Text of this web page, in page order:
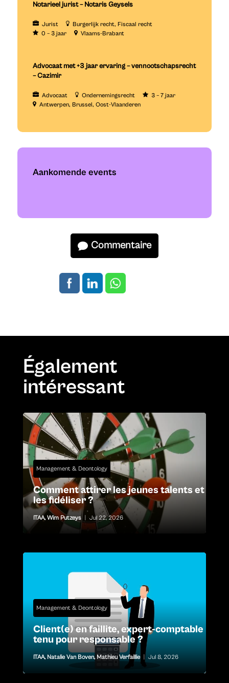
Notarieel jurist – Notaris Geysels
Jurist Burgerlijk recht
Fiscaal recht
0 – 3 jaar
Vlaams-Brabant
Advocaat met +3 jaar ervaring – vennootschapsrecht
– Cazimir
Advocaat Ondernemingsrecht
3 – 7 jaar
Antwerpen
Brussel Oost-Vlaanderen
Aankomende events
Commentaire
Également
intéressant
Management & Deontology
Comment attirer les jeunes talents et
les fidéliser ?
ITAA, Wim Putzeys Jul 22, 2026
Management & Deontology
Client(e) en faillite, expert-comptable
tenu pour responsable ?
ITAA, Natalie Van Boven, Mathieu Verfaillie Jul 8, 2026